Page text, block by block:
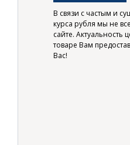
500 руб.
В связи с частым и
курса рубля мы не
сайте.
товаре Вам
Вас!